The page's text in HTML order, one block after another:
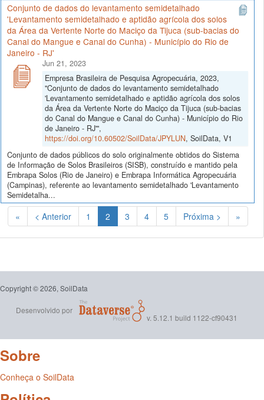
Conjunto de dados do levantamento semidetalhado
'Levantamento semidetalhado e aptidão agrícola dos solos
da Área da Vertente Norte do Maciço da Tijuca (sub-bacias do
Canal do Mangue e Canal do Cunha) - Município do Rio de
Janeiro - RJ'
Jun 21, 2023
Empresa Brasileira de Pesquisa Agropecuária, 2023,
"Conjunto de dados do levantamento semidetalhado
'Levantamento semidetalhado e aptidão agrícola dos solos
da Área da Vertente Norte do Maciço da Tijuca (sub-bacias
do Canal do Mangue e Canal do Cunha) - Município do Rio
de Janeiro - RJ'",
https://doi.org/10.60502/SoilData/JPYLUN, SoilData, V1
Conjunto de dados públicos do solo originalmente obtidos do Sistema
de Informação de Solos Brasileiros (SISB), construído e mantido pela
Embrapa Solos (Rio de Janeiro) e Embrapa Informática Agropecuária
(Campinas), referente ao levantamento semidetalhado 'Levantamento
Semidetalha...
« < Anterior 1 2(Atual)
3 4 5 Próxima > »
Copyright © 2026, SoilData
Desenvolvido por
v. 5.12.1 build 1122-cf90431
Sobre
Conheça o SoilData